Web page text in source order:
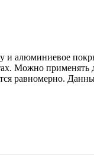
и алюминиевое
Можно
равномерно.